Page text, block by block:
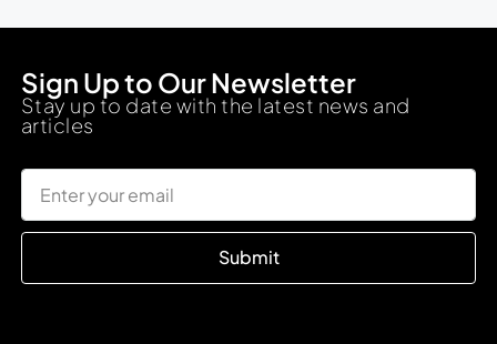
Sign Up to Our Newsletter
Stay up to date with the latest news and
articles
Submit